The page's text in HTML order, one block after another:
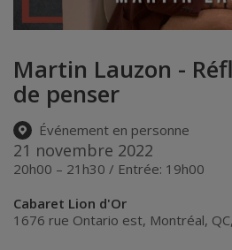
Martin Lauzon -
de penser
Événement en personne
21 novembre 2022
20h00 – 21h30 / Entrée: 19h00
Cabaret Lion d'Or
1676 rue Ontario est, Montréal, QC,